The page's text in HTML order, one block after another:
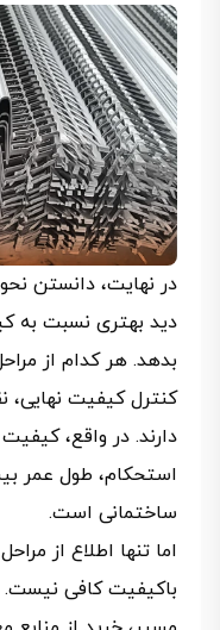
در نهایت، دانستن
دید بهتری نسبت به
بدهد. هر کدام از
کنترل کیفیت نهایی،
دارند. در واقع،
استحکام، طول عمر
ساختمانی است.
اما تنها اطلاع از
باکیفیت کافی نیست.